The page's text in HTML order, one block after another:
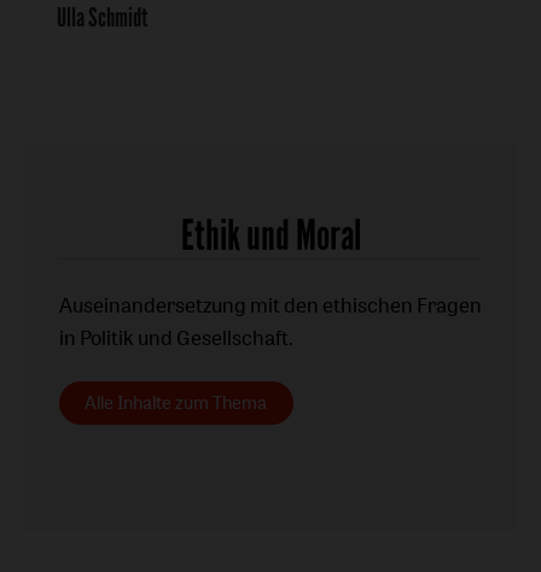
Ulla Schmidt
Ethik und Moral
Auseinandersetzung mit den ethischen Fragen
in Politik und Gesellschaft.
Alle Inhalte zum Thema